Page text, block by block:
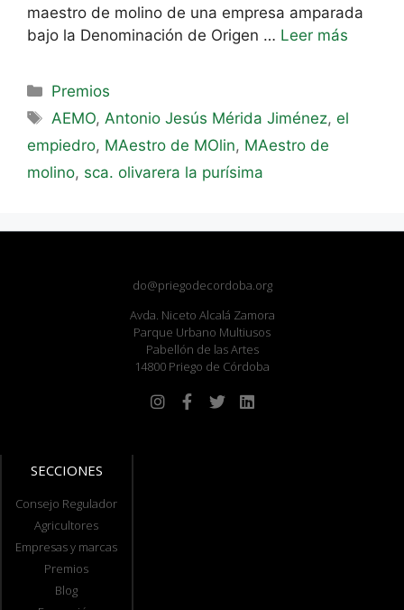
maestro de molino de una empresa amparada
bajo la Denominación de Origen … Leer más
Premios
AEMO, Antonio Jesús Mérida Jiménez,el
empiedro, MAestro de MOlin, MAestro de
molino, sca. olivarera la purísima
do@priegodecordoba.org
Avda. Niceto Alcalá Zamora
Parque Urbano Multiusos
Pabellón de las Artes
14800 Priego de Córdoba
SECCIONES
Consejo Regulador
Agricultores
Empresas y marcas
Premios
Blog